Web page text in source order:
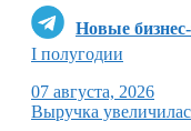
Новые
I полугодии
07 августа, 2026
Выручка